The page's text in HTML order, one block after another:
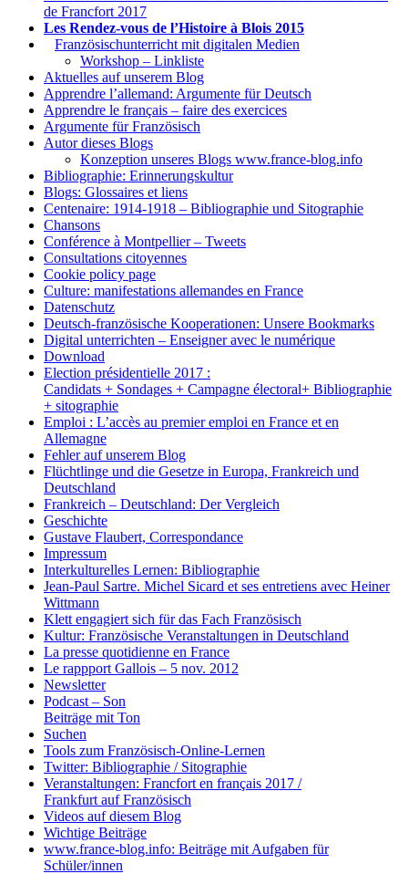
de Francfort 2017
Les Rendez-vous de l’Histoire à Blois 2015
Französischunterricht mit digitalen Medien
Workshop – Linkliste
Aktuelles auf unserem Blog
Apprendre l’allemand: Argumente für Deutsch
Apprendre le français – faire des exercices
Argumente für Französisch
Autor dieses Blogs
Konzeption unseres Blogs www.france-blog.info
Bibliographie: Erinnerungskultur
Blogs: Glossaires et liens
Centenaire: 1914-1918 – Bibliographie und Sitographie
Chansons
Conférence à Montpellier – Tweets
Consultations citoyennes
Cookie policy page
Culture: manifestations allemandes en France
Datenschutz
Deutsch-französische Kooperationen: Unsere Bookmarks
Digital unterrichten – Enseigner avec le numérique
Download
Election présidentielle 2017 :
Candidats + Sondages + Campagne électoral+ Bibliographie
+ sitographie
Emploi : L’accès au premier emploi en France et en
Allemagne
Fehler auf unserem Blog
Flüchtlinge und die Gesetze in Europa, Frankreich und
Deutschland
Frankreich – Deutschland: Der Vergleich
Geschichte
Gustave Flaubert, Correspondance
Impressum
Interkulturelles Lernen: Bibliographie
Jean-Paul Sartre. Michel Sicard et ses entretiens avec Heiner
Wittmann
Klett engagiert sich für das Fach Französisch
Kultur: Französische Veranstaltungen in Deutschland
La presse quotidienne en France
Le rappport Gallois – 5 nov. 2012
Newsletter
Podcast – Son
Beiträge mit Ton
Suchen
Tools zum Französisch-Online-Lernen
Twitter: Bibliographie / Sitographie
Veranstaltungen: Francfort en français 2017 /
Frankfurt auf Französisch
Videos auf diesem Blog
Wichtige Beiträge
www.france-blog.info: Beiträge mit Aufgaben für
Schüler/innen